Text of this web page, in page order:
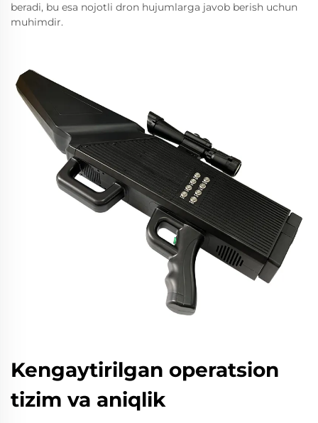
beradi, bu esa nojotli dron hujumlarga javob berish uchun
muhimdir.
Kengaytirilgan operatsion
tizim va aniqlik